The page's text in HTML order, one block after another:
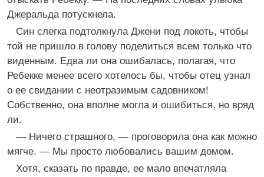
Джеральда потускнела.
Син слегка подтолкнула Джени под локоть, чтобы
той не пришло в голову поделиться всем только что
виденным. Едва ли она ошибалась, полагая, что
Ребекке менее всего хотелось бы, чтобы отец узнал
о ее свидании с неотразимым садовником!
Собственно, она вполне могла и ошибиться, но вряд
ли.
— Ничего страшного, — проговорила она как можно
мягче. — Мы просто любовались вашим домом.
Хотя, сказать по правде, ее мало впечатляла